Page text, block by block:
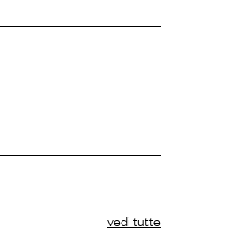
vedi tutte